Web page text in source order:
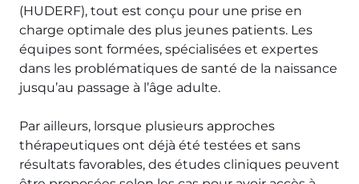
(HUDERF), tout est conçu pour une prise en
charge optimale des plus jeunes patients. Les
équipes sont formées, spécialisées et expertes
dans les problématiques de santé de la naissance
jusqu’au passage à l’âge adulte.
Par ailleurs, lorsque plusieurs approches
thérapeutiques ont déjà été testées et sans
résultats favorables, des études cliniques peuvent